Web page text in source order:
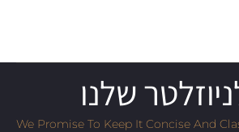
שלנו
We Promise To Keep It Concise And